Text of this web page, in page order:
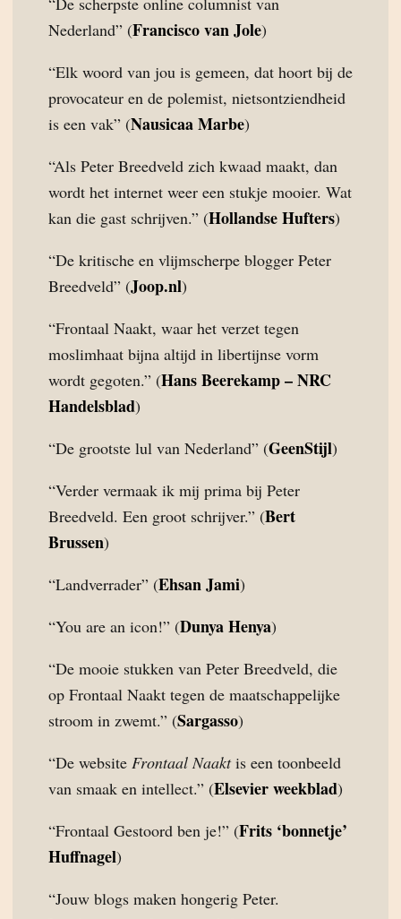
Nederland” (Francisco van Jole)
“Elk woord van jou is gemeen, dat hoort bij de
provocateur en de polemist, nietsontziendheid
is een vak” (Nausicaa Marbe)
“Als Peter Breedveld zich kwaad maakt, dan
wordt het internet weer een stukje mooier. Wat
kan die gast schrijven.” (Hollandse Hufters)
“De kritische en vlijmscherpe blogger Peter
Breedveld” (Joop.nl)
“Frontaal Naakt, waar het verzet tegen
moslimhaat bijna altijd in libertijnse vorm
wordt gegoten.” (Hans Beerekamp – NRC
Handelsblad)
“De grootste lul van Nederland” (GeenStijl)
“Verder vermaak ik mij prima bij Peter
Breedveld. Een groot schrijver.” (Bert
Brussen)
“Landverrader” (Ehsan Jami)
“You are an icon!” (Dunya Henya)
“De mooie stukken van Peter Breedveld, die
op Frontaal Naakt tegen de maatschappelijke
stroom in zwemt.” (Sargasso)
“De website Frontaal Naaktis een toonbeeld
van smaak en intellect.” (Elsevier weekblad)
“Frontaal Gestoord ben je!” (Frits ‘bonnetje’
Huffnagel)
“Jouw blogs maken hongerig Peter.